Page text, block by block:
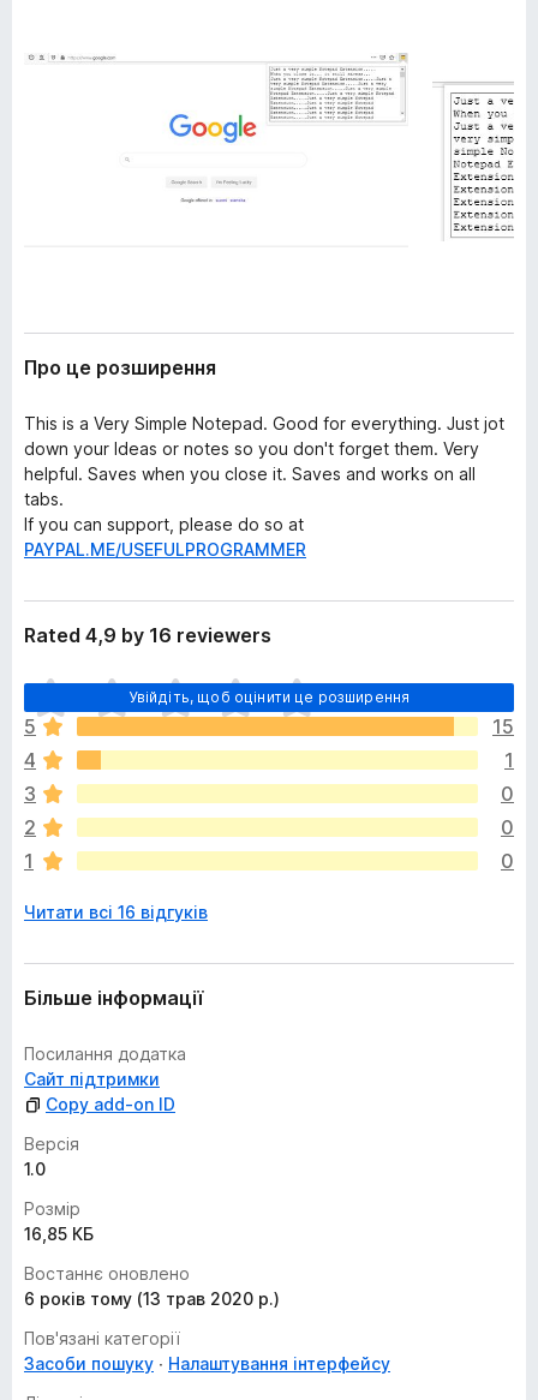
Про це розширення
This is a Very Simple Notepad. Good for everything. Just jot
down your Ideas or notes so you don't forget them. Very
helpful. Saves when you close it. Saves and works on all
tabs.
If you can support, please do so at
PAYPAL.ME/USEFULPROGRAMMER
Rated 4,9 by 16 reviewers
Увійдіть, щоб оцінити це розширення
Щ
е
н
е
м
а
є
о
і
о
к
5
15
4
1
3
0
2
0
1
0
Читати всі 16 відгуків
Більше інформації
Посилання додатка
Сайт підтримки
Copy add-on ID
Версія
1.0
Розмір
16,85 КБ
Востаннє оновлено
6 років тому (13 трав 2020 р.)
Пов'язані категорії
Засоби пошуку
Налаштування інтерфейсу